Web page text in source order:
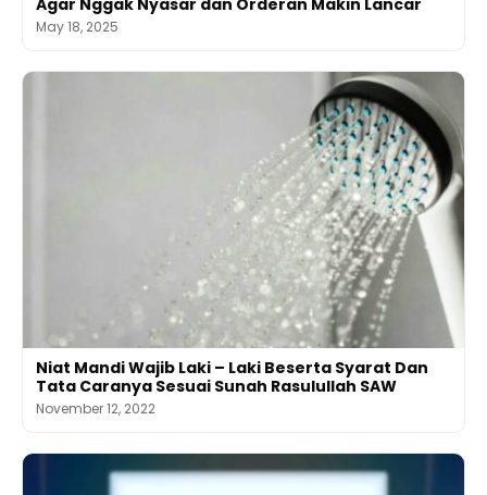
Agar Nggak Nyasar dan Orderan Makin Lancar
May 18, 2025
Niat Mandi Wajib Laki – Laki Beserta Syarat Dan
Tata Caranya Sesuai Sunah Rasulullah SAW
November 12, 2022